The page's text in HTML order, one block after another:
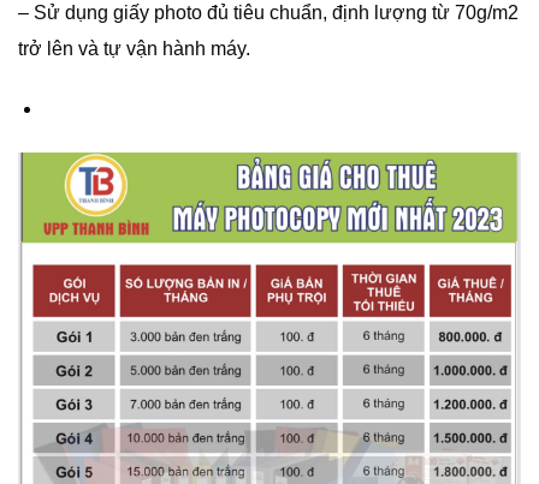
– Sử dụng giấy photo đủ tiêu chuẩn, định lượng từ 70g/m2
trở lên và tự vận hành máy.